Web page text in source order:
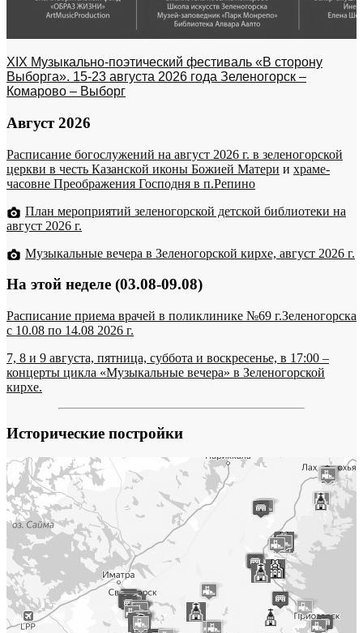
XIX Музыкально-поэтический фестиваль «В сторону
Выборга». 15-23 августа 2026 года Зеленогорск –
Комарово – Выборг
Август 2026
Расписание богослужений на август 2026 г. в зеленогорской
церкви в честь Казанской иконы Божией Матери и храме-
часовне Преображения Господня в п.Репино
План мероприятий зеленогорской детской библиотеки на
август 2026 г.
Музыкальные вечера в Зеленогорской кирхе, август 2026 г.
На этой неделе (03.08-09.08)
Расписание приема врачей в поликлинике №69 г.Зеленогорска
c 10.08 по 14.08 2026 г.
7, 8 и 9 августа, пятница, суббота и воскресенье, в 17:00 –
концерты цикла «Музыкальные вечера» в Зеленогорской
кирхе.
Исторические постройки